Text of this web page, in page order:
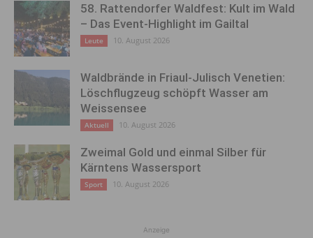
58. Rattendorfer Waldfest: Kult im Wald
– Das Event-Highlight im Gailtal
Leute 10. August 2026
Waldbrände in Friaul-Julisch Venetien:
Löschflugzeug schöpft Wasser am
Weissensee
Aktuell 10. August 2026
Zweimal Gold und einmal Silber für
Kärntens Wassersport
Sport 10. August 2026
Anzeige